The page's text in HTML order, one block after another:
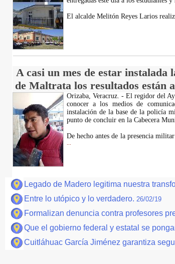
El alcalde Melitón Reyes Larios
A casi un mes de estar
de Maltrata los resultados están
Orizaba, Veracruz. - El regidor del
conocer a los medios de
instalación de la base de la policía
punto de concluir en la Cabecera
De hecho antes de la presencia
Legado de Madero legitima nuestra
Entre lo utópico y lo verdadero. 26/02/19
Formalizan denuncia contra profesores
Que el gobierno federal y estatal se
Cuitláhuac García Jiménez garantiza